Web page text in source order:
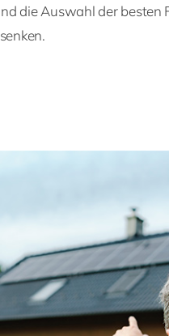
die Auswahl der besten